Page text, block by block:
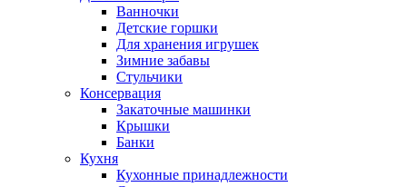
Ванночки
Детские горшки
Для хранения игрушек
Зимние забавы
Стульчики
Консервация
Закаточные машинки
Крышки
Банки
Кухня
Кухонные принадлежности